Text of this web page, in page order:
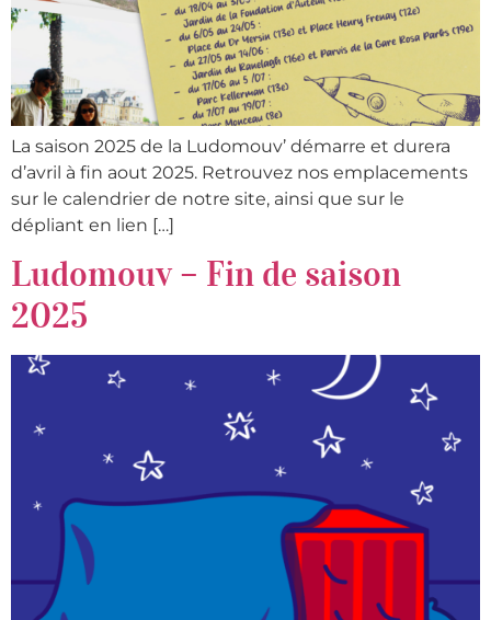
La saison 2025 de la Ludomouv’ démarre et durera
d’avril à fin aout 2025. Retrouvez nos emplacements
sur le calendrier de notre site, ainsi que sur le
dépliant en lien […]
Ludomouv – Fin de saison
2025